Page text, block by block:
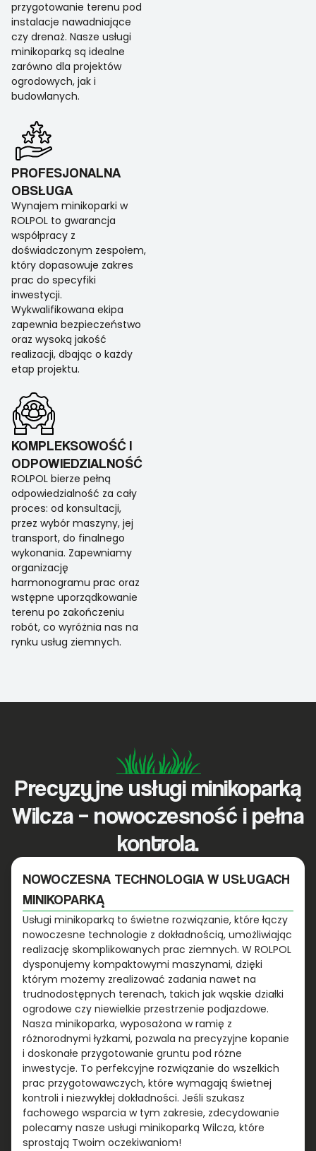
przygotowanie terenu pod
instalacje nawadniające
czy drenaż. Nasze usługi
minikoparką są idealne
zarówno dla projektów
ogrodowych, jak i
budowlanych.
PROFESJONALNA
OBSŁUGA
Wynajem minikoparki w
ROLPOL to gwarancja
współpracy z
doświadczonym zespołem,
który dopasowuje zakres
prac do specyfiki
inwestycji.
Wykwalifikowana ekipa
zapewnia bezpieczeństwo
oraz wysoką jakość
realizacji, dbając o każdy
etap projektu.
KOMPLEKSOWOŚĆ I
ODPOWIEDZIALNOŚĆ
ROLPOL bierze pełną
odpowiedzialność za cały
proces: od konsultacji,
przez wybór maszyny, jej
transport, do finalnego
wykonania. Zapewniamy
organizację
harmonogramu prac oraz
wstępne uporządkowanie
terenu po zakończeniu
robót, co wyróżnia nas na
rynku usług ziemnych.
Precyzyjne usługi minikoparką
Wilcza – nowoczesność i pełna
kontrola.
NOWOCZESNA TECHNOLOGIA W USŁUGACH
MINIKOPARKĄ
Usługi minikoparką to świetne rozwiązanie, które łączy
nowoczesne technologie z dokładnością, umożliwiając
realizację skomplikowanych prac ziemnych. W ROLPOL
dysponujemy kompaktowymi maszynami, dzięki
którym możemy zrealizować zadania nawet na
trudnodostępnych terenach, takich jak wąskie działki
ogrodowe czy niewielkie przestrzenie podjazdowe.
Nasza minikoparka, wyposażona w ramię z
różnorodnymi łyżkami, pozwala na precyzyjne kopanie
i doskonałe przygotowanie gruntu pod różne
inwestycje. To perfekcyjne rozwiązanie do wszelkich
prac przygotowawczych, które wymagają świetnej
kontroli i niezwykłej dokładności. Jeśli szukasz
fachowego wsparcia w tym zakresie, zdecydowanie
polecamy nasze usługi minikoparką Wilcza, które
sprostają Twoim oczekiwaniom!